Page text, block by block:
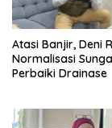
Atasi Banjir, Deni
Normalisasi
Perbaiki Drainase